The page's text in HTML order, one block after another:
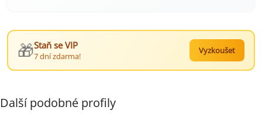
🎁Staň se VIP
7 dní zdarma!
Vyzkoušet
Další podobné profily